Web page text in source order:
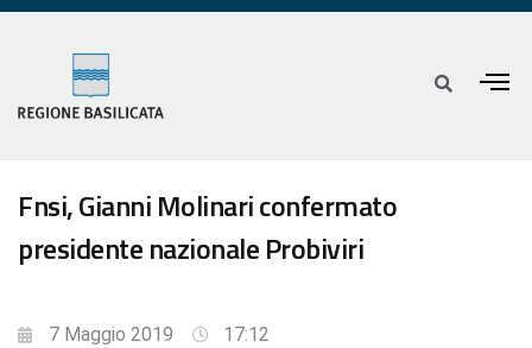
Fnsi, Gianni Molinari confermato
presidente nazionale Probiviri
7 Maggio 2019 17:12